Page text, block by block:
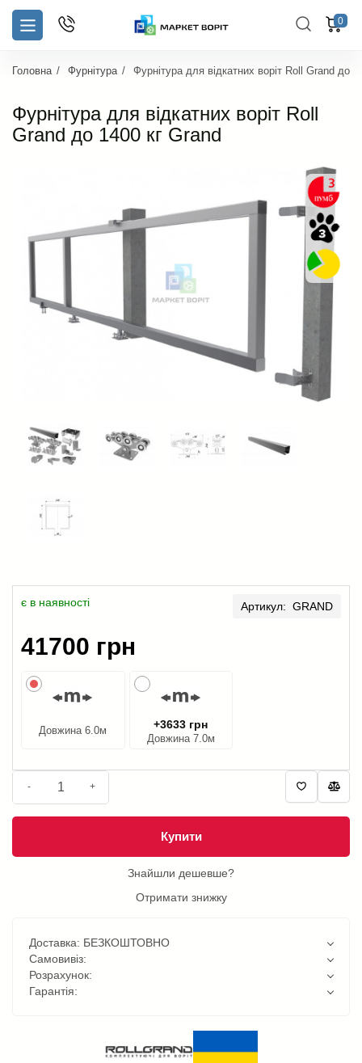
0
Головна Фурнітура Фурнітура для відкатних воріт Roll Grand до
Фурнітура для відкатних воріт Roll
Grand до 1400 кг Grand
є в наявності Артикул: GRAND
41700 грн
Довжина 6.0м +3633 грн
Довжина 7.0м
- +
Купити
Знайшли дешевше?
Отримати знижку
Доставка: БЕЗКОШТОВНО
Самовивіз:
Розрахунок:
Гарантія: